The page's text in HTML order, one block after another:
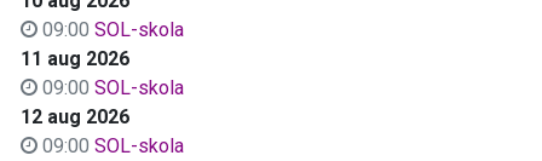
09:00 SOL-skola
11 aug 2026
09:00 SOL-skola
12 aug 2026
09:00 SOL-skola